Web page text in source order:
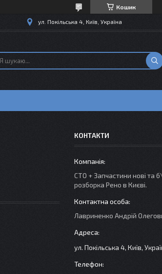
Кошик
ул. Покільська 4, Київ, Україна
КОНТАКТИ
СТО + Запчастини нові та
розборка Рено в Києві.
Лавриненко Андрій
ул. Покільська 4, Київ,